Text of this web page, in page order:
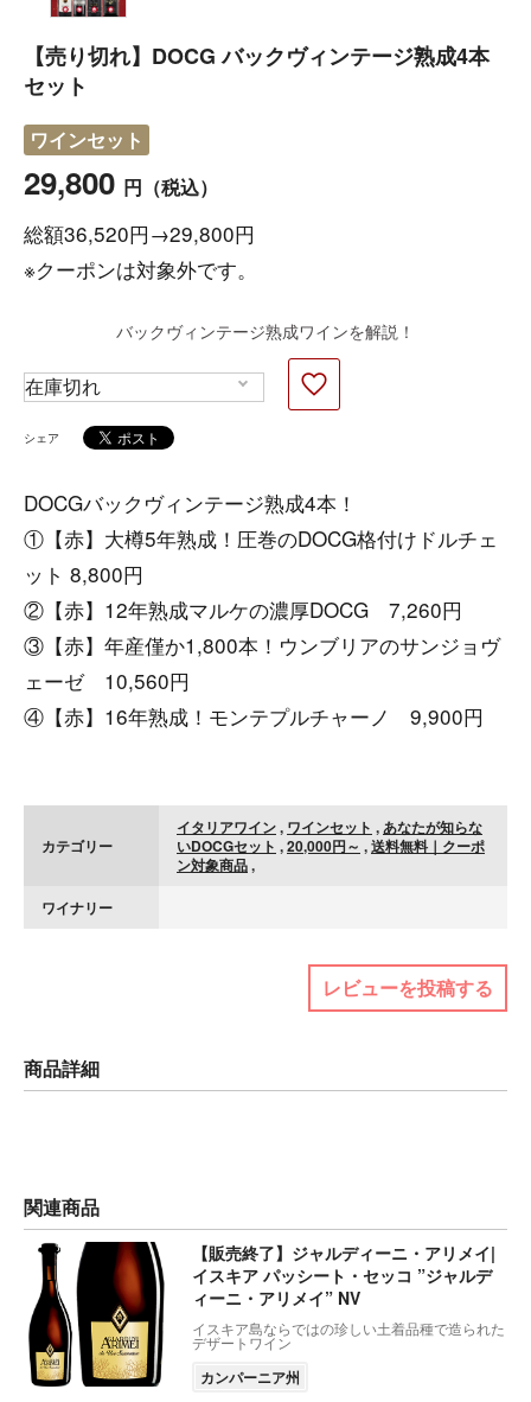
【売り切れ】DOCG バックヴィンテージ熟成4本
セット
ワインセット
29,800 円 （税込）
総額36,520円→29,800円
※クーポンは対象外です。
バックヴィンテージ熟成ワインを解説！
シェア
DOCGバックヴィンテージ熟成4本！
①【赤】大樽5年熟成！圧巻のDOCG格付けドルチェ
ット 8,800円
②【赤】12年熟成マルケの濃厚DOCG 7,260円
③【赤】年産僅か1,800本！ウンブリアのサンジョヴ
ェーゼ 10,560円
④【赤】16年熟成！モンテプルチャーノ 9,900円
カテゴリー
イタリアワイン, ワインセット ,あなたが知らな
いDOCGセット ,20,000円～ ,送料無料｜クーポ
ン対象商品,
ワイナリー
レビューを投稿する
商品詳細
関連商品
【販売終了】ジャルディーニ・アリメイ|
イスキア パッシート・セッコ ”ジャルデ
ィーニ・アリメイ” NV
イスキア島ならではの珍しい土着品種で造られた
デザートワイン
カンパーニア州